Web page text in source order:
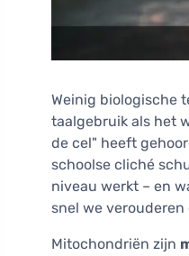
Weinig biologische
taalgebruik als het
de cel" heeft
schoolse cliché
niveau werkt – en
snel we
Mitochondriën zijn